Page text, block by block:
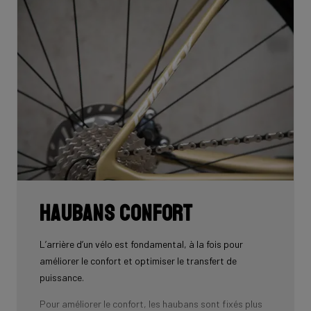
câbles sont complètement dissimulés à l’abri du vent
et de votre regard, rien ne dépasse sur votre vélo qui
vous fait gagner de la vitesse.
Téléchargez le manuel ici pour savoir comment guider
correctement tous les câbles à travers les
composants.
Haubans confort
L’arrière d’un vélo est fondamental, à la fois pour
améliorer le confort et optimiser le transfert de
puissance.
Pour améliorer le confort, les haubans sont fixés plus